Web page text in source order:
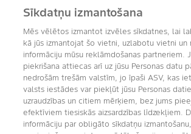
Latvija
Sekojiet mums
Sīkdatņu izmantošana
Mēs vēlētos izmantot izvēles sīkdatnes, lai
kā jūs izmantojat šo vietni, uzlabotu vietni un
informāciju mūsu reklāmdošanas partneriem.
piekrišana attiecas arī uz jūsu Personas datu
nedrošām trešām valstīm, jo īpaši ASV, kas
valsts iestādes var piekļūt jūsu Personas
uzraudzības un citiem mērķiem, bez jums
efektīviem tiesiskās aizsardzības līdzekļiem.
informāciju par obligāto sīkdatņu